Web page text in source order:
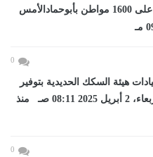
صحة الشرقية توقع الكشف على 1600 مواطن بأبوحمادالأمس
0
هيئة السكك الحديدية بتوفير
أماكن في رحلات...اليوم الأربعاء، 2 أبريل 2025 08:11 صـ منذ
0